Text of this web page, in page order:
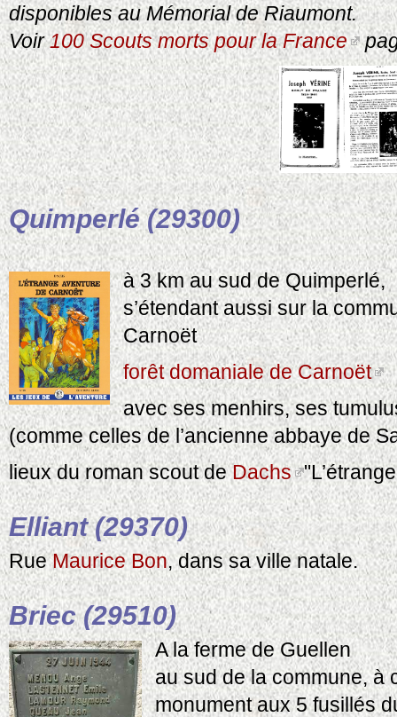
disponibles au Mémorial de Riaumont.
Voir100 Scouts morts pour la France
Quimperlé (29300)
à 3 km au sud de Quimperlé,
s’étendant aussi sur la
Carnoët
forêt domaniale de Carnoët
avec ses menhirs, ses
(comme celles de l’ancienne abbaye de
lieux du roman scout deDachs
Elliant (29370)
RueMaurice Bon, dans sa ville natale.
Briec (29510)
A la ferme de Guellen
au sud de la commune, à
monument aux 5 fusillés